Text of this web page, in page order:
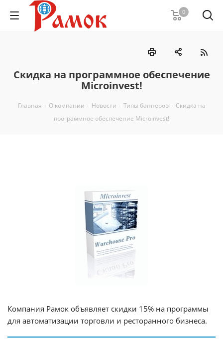
0
Скидка на программное обеспечение
Microinvest!
Главная - О компании - Новости - Типы баннеров - Скидка на
программное обеспечение Microinvest!
Компания Рамок объявляет скидки 15% на программы
для автоматизации торговли и ресторанного бизнеса.